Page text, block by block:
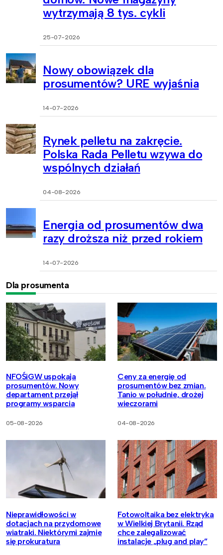
wytrzymają 8 tys. cykli
25-07-2026
Nowy obowiązek dla
prosumentów? URE wyjaśnia
14-07-2026
Rynek pelletu na zakręcie.
Polska Rada Pelletu wzywa do
wspólnych działań
04-08-2026
Energia od prosumentów dwa
razy droższa niż przed rokiem
14-07-2026
Dla prosumenta
NFOŚiGW uspokaja
prosumentów. Nowy
departament przejął
programy wsparcia
05-08-2026
Ceny za energię od
prosumentów bez zmian.
Tanio w południe, drożej
wieczorami
04-08-2026
Nieprawidłowości w
dotacjach na przydomowe
wiatraki. Niektórymi zajmie
się prokuratura
Fotowoltaika bez elektryka
w Wielkiej Brytanii. Rząd
chce zalegalizować
instalacje „plug and play”